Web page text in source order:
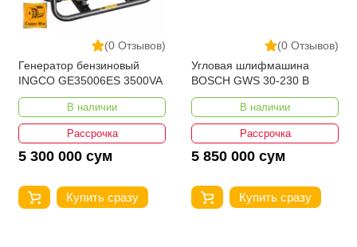
(0 Отзывов)
Генератор бензиновый
INGCO GE35006ES 3500VA
В наличии
Рассрочка
5 300 000 сум
Купить сразу
(0 Отзывов)
Угловая шлифмашина
BOSCH GWS 30-230 B
В наличии
Рассрочка
5 850 000 сум
Купить сразу